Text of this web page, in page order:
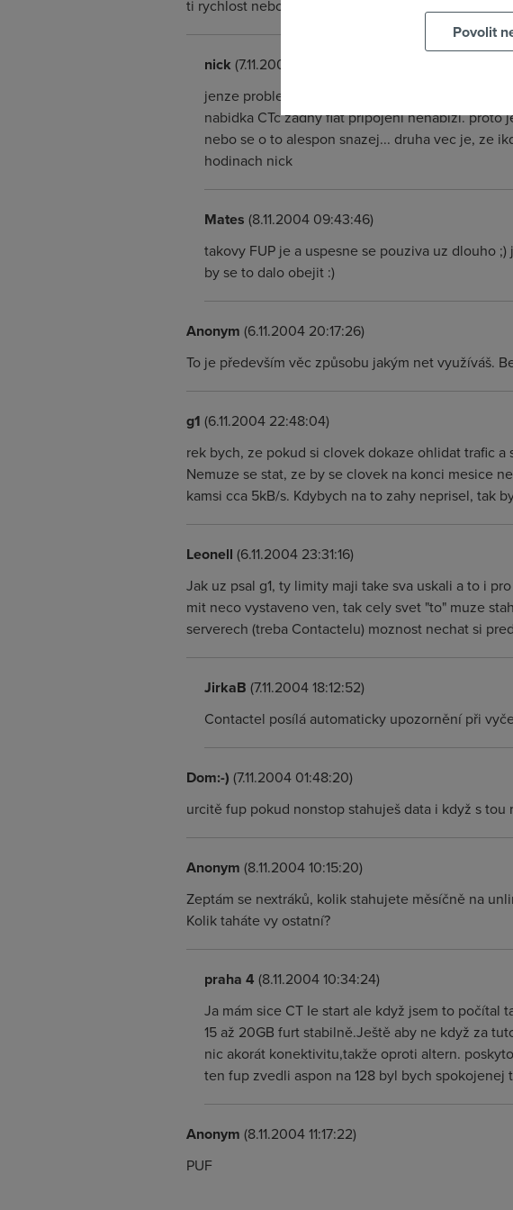
ti rychlost nebo presunem celou pripojku do druhy
nick (7.11.2004 19:44:13)
jenze problem je v tom, ze ikdyz mas bezlimitni
nabidka CTc zadny flat pripojeni nenabizi.
nebo se o to alespon snazej... druha vec je, ze
hodinach nick
Mates (8.11.2004 09:43:46)
takovy FUP je a uspesne se pouziva uz dlouho
by se to dalo obejit :)
Anonym (6.11.2004 20:17:26)
To je především věc způsobu jakým net využíváš.
g1 (6.11.2004 22:48:04)
rek bych, ze pokud si clovek dokaze ohlidat trafic
Nemuze se stat, ze by se clovek na konci mesice
kamsi cca 5kB/s. Kdybych na to zahy neprisel, tak
Leonell (6.11.2004 23:31:16)
Jak uz psal g1, ty limity maji take sva uskali a to i
mit neco vystaveno ven, tak cely svet "to" muze
serverech (treba Contactelu) moznost nechat si
JirkaB (7.11.2004 18:12:52)
Contactel posílá automaticky upozornění při
Dom:-) (7.11.2004 01:48:20)
urcitě fup pokud nonstop stahuješ data i když s
Anonym (8.11.2004 10:15:20)
Zeptám se nextráků, kolik stahujete měsíčně na
Kolik taháte vy ostatní?
praha 4 (8.11.2004 10:34:24)
Ja mám sice CT Ie start ale když jsem to
15 až 20GB furt stabilně.Ještě aby ne když za
nic akorát konektivitu,takže oproti altern.
ten fup zvedli aspon na 128 byl bych spokojenej
Anonym (8.11.2004 11:17:22)
PUF
Povolit